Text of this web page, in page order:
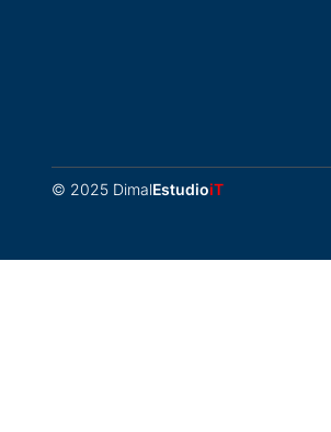
© 2025 DimalEstudioiT